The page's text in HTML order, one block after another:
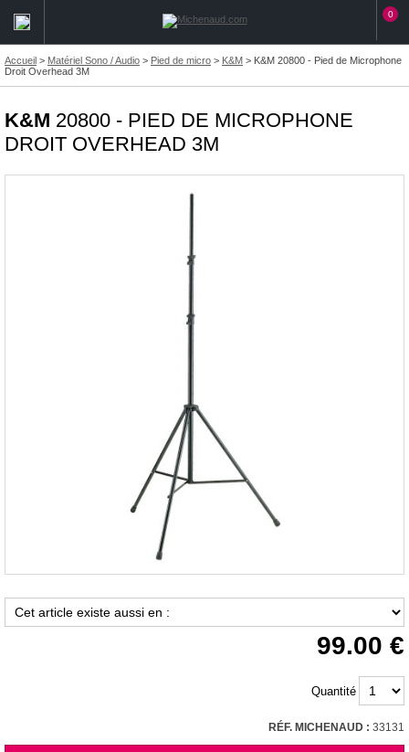
0
Accueil > Matériel Sono / Audio > Pied de micro > K&M > K&M 20800 - Pied de Microphone
Droit Overhead 3M
K&M 20800 - PIED DE MICROPHONE
DROIT OVERHEAD 3M
99.00
Quantité
RÉF. MICHENAUD : 33131